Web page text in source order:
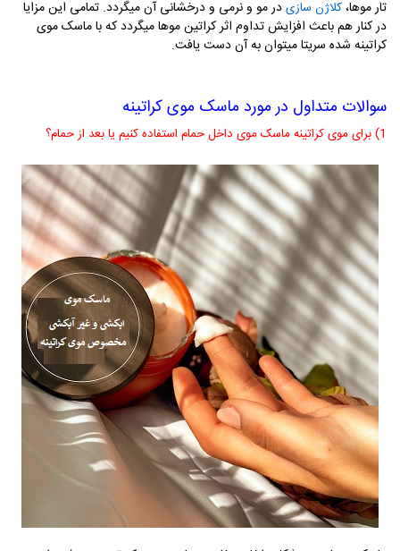
تار موها،کلاژن سازیدر مو و نرمی و درخشانی آن میگردد. تمامی این مزایا
در کنار هم باعث افزایش تداوم اثر کراتین موها میگردد که با ماسک موی
کراتینه شده سریتا میتوان به آن دست یافت.
سوالات متداول در مورد ماسک موی کراتینه
1) برای موی کراتینه ماسک موی داخل حمام استفاده کنیم یا بعد از حمام؟